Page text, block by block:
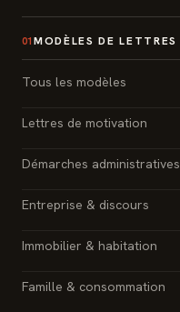
01 MODÈLES DE LETTRES
Tous les modèles
Lettres de motivation
Démarches administratives
Entreprise & discours
Immobilier & habitation
Famille & consommation